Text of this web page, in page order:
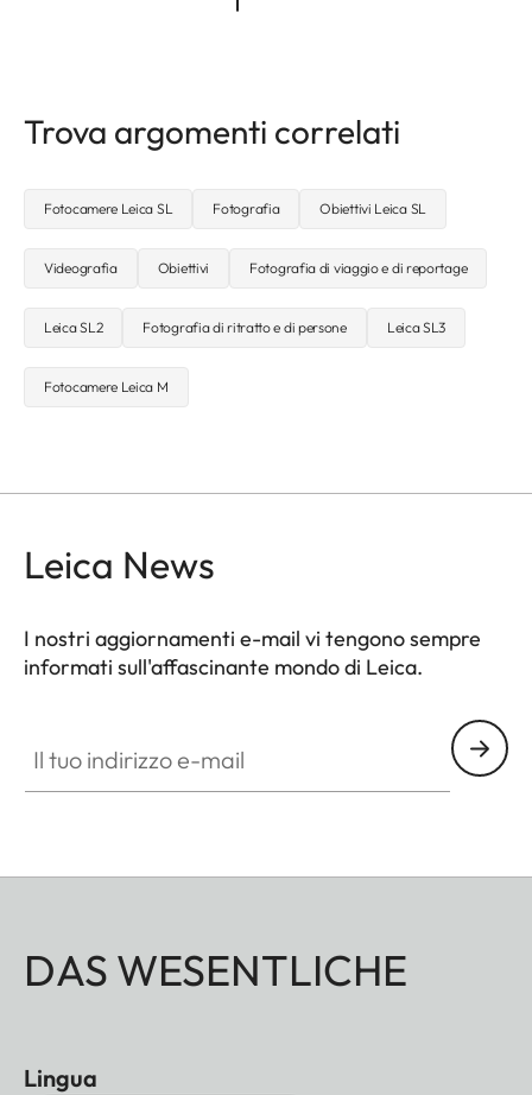
Trova argomenti correlati
Fotocamere Leica SL Fotografia Obiettivi Leica SL
Videografia Obiettivi Fotografia di viaggio e di reportage
Leica SL2 Fotografia di ritratto e di persone Leica SL3
Fotocamere Leica M
Leica News
I nostri aggiornamenti e-mail vi tengono sempre
informati sull'affascinante mondo di Leica.
DAS WESENTLICHE
Lingua